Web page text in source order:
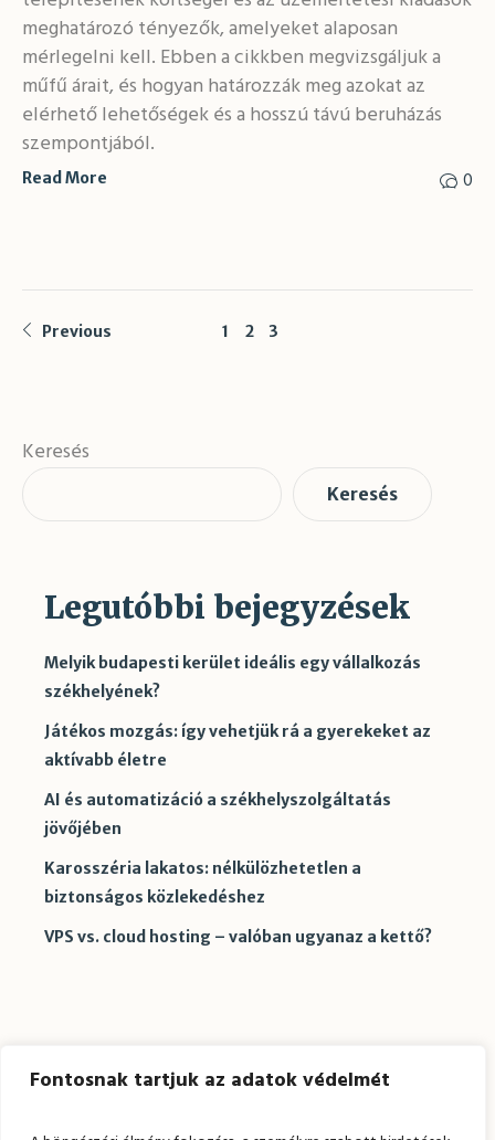
Fontosnak tartjuk az adatok védelmét
meghatározó tényezők, amelyeket alaposan
mérlegelni kell. Ebben a cikkben megvizsgáljuk a
műfű árait, és hogyan határozzák meg azokat az
elérhető lehetőségek és a hosszú távú beruházás
szempontjából.
0
Read More
Previous 1 2 3
Keresés
Keresés
Legutóbbi bejegyzések
Melyik budapesti kerület ideális egy vállalkozás
székhelyének?
Játékos mozgás: így vehetjük rá a gyerekeket az
aktívabb életre
AI és automatizáció a székhelyszolgáltatás
jövőjében
Karosszéria lakatos: nélkülözhetetlen a
biztonságos közlekedéshez
VPS vs. cloud hosting – valóban ugyanaz a kettő?
Kommentek